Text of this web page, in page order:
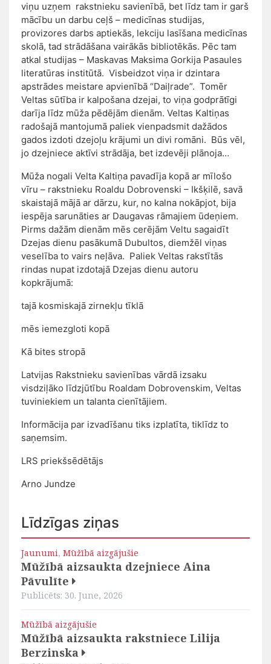
viņu uzņem rakstnieku savienībā, bet līdz tam ir garš
mācību un darbu ceļš – medicīnas studijas,
provizores darbs aptiekās, lekciju lasīšana medicīnas
skolā, tad strādāšana vairākās bibliotēkās. Pēc tam
atkal studijas – Maskavas Maksima Gorkija Pasaules
literatūras institūtā. Visbeidzot viņa ir dzintara
apstrādes meistare apvienībā “Daiļrade”. Tomēr
Veltas sūtība ir kalpošana dzejai, to viņa godprātīgi
darīja līdz mūža pēdējām dienām. Veltas Kaltiņas
radošajā mantojumā paliek vienpadsmit dažādos
gados izdoti dzejoļu krājumi un divi romāni. Būs vēl,
jo dzejniece aktīvi strādāja, bet izdevēji plānoja…
Mūža nogali Velta Kaltiņa pavadīja kopā ar mīlošo
vīru – rakstnieku Roaldu Dobrovenski – Ikšķilē, savā
skaistajā mājā ar dārzu, kur, no kalna nokāpjot, bija
iespēja sarunāties ar Daugavas rāmajiem ūdeņiem.
Pirms dažām dienām mēs cerējām Veltu sagaidīt
Dzejas dienu pasākumā Dubultos, diemžēl viņas
veselība to vairs neļāva. Paliek Veltas rakstītās
rindas nupat izdotajā Dzejas dienu autoru
kopkrājumā:
tajā kosmiskajā zirnekļu tīklā
mēs iemezgloti kopā
Kā bites stropā
Latvijas Rakstnieku savienības vārdā izsaku
visdziļāko līdzjūtību Roaldam Dobrovenskim, Veltas
tuviniekiem un talanta cienītājiem.
Informācija par izvadīšanu tiks izplatīta, tiklīdz to
saņemsim.
LRS priekšsēdētājs
Arno Jundze
Līdzīgas ziņas
Jaunumi, Mūžībā aizgājušie
Mūžībā aizsaukta dzejniece Aina
Pāvulīte
Publicēts: 30. June, 2026
Mūžībā aizgājušie
Mūžībā aizsaukta rakstniece Lilija
Berzinska